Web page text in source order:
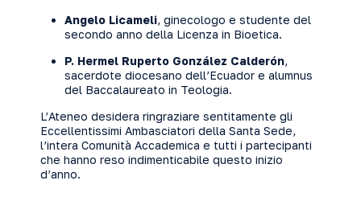
Angelo Licameli, ginecologo e studente del
secondo anno della Licenza in Bioetica.
P. Hermel Ruperto González Calderón,
sacerdote diocesano dell’Ecuador e alumnus
del Baccalaureato in Teologia.
L’Ateneo desidera ringraziare sentitamente gli
Eccellentissimi Ambasciatori della Santa Sede,
l’intera Comunità Accademica e tutti i partecipanti
che hanno reso indimenticabile questo inizio
d’anno.